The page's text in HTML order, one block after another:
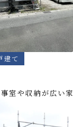
建て
室や収納が広い家